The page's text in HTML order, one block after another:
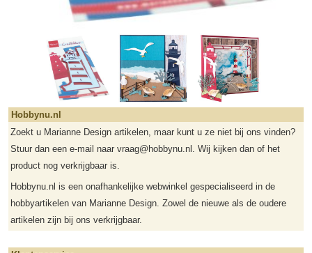
Hobbynu.nl
Zoekt u Marianne Design artikelen, maar kunt u ze niet bij ons vinden?
Stuur dan een e-mail naar vraag@hobbynu.nl. Wij kijken dan of het
product nog verkrijgbaar is.
Hobbynu.nl is een onafhankelijke webwinkel gespecialiseerd in de
hobbyartikelen van Marianne Design. Zowel de nieuwe als de oudere
artikelen zijn bij ons verkrijgbaar.